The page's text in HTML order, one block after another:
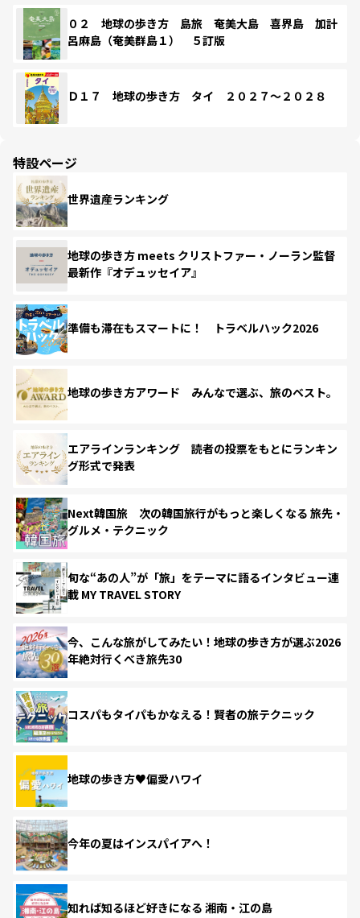
０２ 地球の歩き方 島旅 奄美大島 喜界島 加計
呂麻島（奄美群島１） ５訂版
Ｄ１７ 地球の歩き方 タイ ２０２７～２０２８
特設ページ
世界遺産ランキング
地球の歩き方 meets クリストファー・ノーラン監督
最新作『オデュッセイア』
準備も滞在もスマートに！ トラベルハック2026
地球の歩き方アワード みんなで選ぶ、旅のベスト。
エアラインランキング 読者の投票をもとにランキン
グ形式で発表
Next韓国旅 次の韓国旅行がもっと楽しくなる 旅先・
グルメ・テクニック
旬な“あの人”が「旅」をテーマに語るインタビュー連
載 MY TRAVEL STORY
今、こんな旅がしてみたい！地球の歩き方が選ぶ2026
年絶対行くべき旅先30
コスパもタイパもかなえる！賢者の旅テクニック
地球の歩き方♥偏愛ハワイ
今年の夏はインスパイアへ！
知れば知るほど好きになる 湘南・江の島